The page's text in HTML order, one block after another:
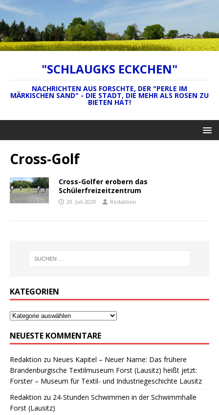
"SCHLAUGKS ECKCHEN"
NACHRICHTEN AUS FORSCHTE, DER "PERLE IM
MÄRKISCHEN SAND" - DIE STADT, DIE MEHR ALS ROSEN ZU
BIETEN HAT!
Cross-Golf
Cross-Golfer erobern das
Schülerfreizeitzentrum
20. Juli 2020 Redaktion
KATEGORIEN
NEUESTE KOMMENTARE
Redaktion zu Neues Kapitel – Neuer Name: Das frühere
Brandenburgische Textilmuseum Forst (Lausitz) heißt jetzt:
Forster – Museum für Textil- und Industriegeschichte Lausitz
Redaktion zu 24-Stunden Schwimmen in der Schwimmhalle
Forst (Lausitz)